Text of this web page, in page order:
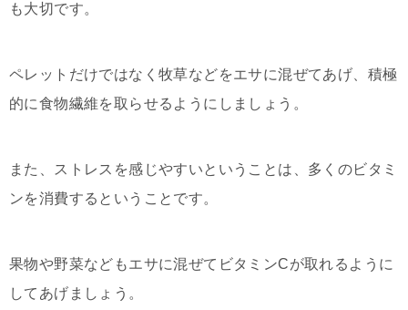
も大切です。
ペレットだけではなく牧草などをエサに混ぜてあげ、積極
的に食物繊維を取らせるようにしましょう。
また、ストレスを感じやすいということは、多くのビタミ
ンを消費するということです。
果物や野菜などもエサに混ぜてビタミンCが取れるように
してあげましょう。